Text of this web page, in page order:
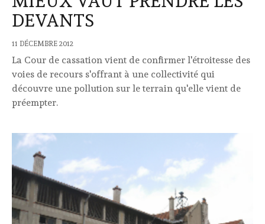
DEVANTS
11 DÉCEMBRE 2012
La Cour de cassation vient de confirmer l'étroitesse des
voies de recours s'offrant à une collectivité qui
découvre une pollution sur le terrain qu'elle vient de
préempter.